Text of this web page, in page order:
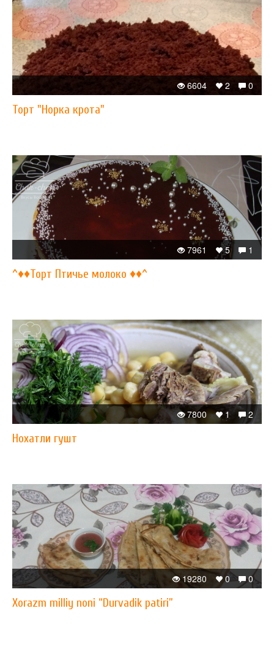
0
2
6604
Торт "Норка крота"
1
5
7961
^♦♦Торт Птичье молоко ♦♦^
2
1
7800
Нохатли гушт
0
0
19280
Xorazm milliy noni “Durvadik patiri”